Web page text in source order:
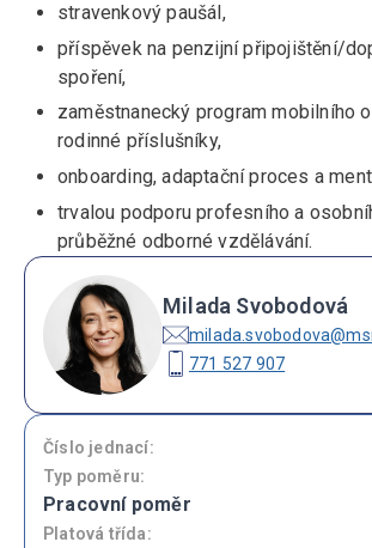
stravenkový paušál,
příspěvek na penzijní připojištění/
spoření,
zaměstnanecký program mobilního
rodinné příslušníky,
onboarding, adaptační proces a
trvalou podporu profesního a
průběžné odborné vzdělávání.
Milada Svobodová
771 527 907
Číslo jednací:
Typ poměru:
Pracovní poměr
Platová třída: